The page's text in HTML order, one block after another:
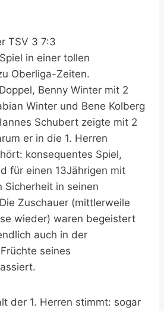
TSV 3 7:3
in einer tollen
Oberliga-Zeiten.
Benny Winter mit 2
Winter und Bene Kolberg
Schubert zeigte mit 2
er in die 1. Herren
konsequentes Spiel,
für einen 13Jährigen mit
Sicherheit in seinen
Zuschauer (mittlerweile
wieder) waren begeistert
auch in der
seines
der 1. Herren stimmt: sogar